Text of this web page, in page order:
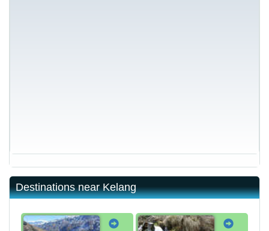
Destinations near Kelang